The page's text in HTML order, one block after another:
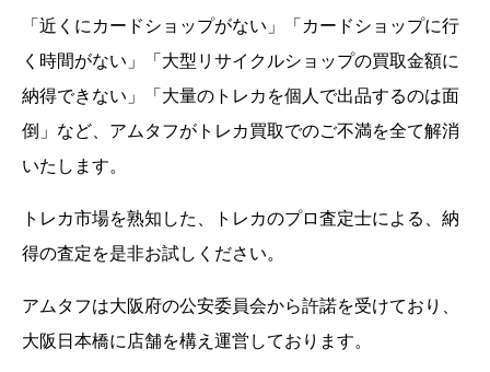
「近くにカードショップがない」「カードショップに行
く時間がない」「大型リサイクルショップの買取金額に
納得できない」「大量のトレカを個人で出品するのは面
倒」など、アムタフがトレカ買取でのご不満を全て解消
いたします。
トレカ市場を熟知した、トレカのプロ査定士による、納
得の査定を是非お試しください。
アムタフは大阪府の公安委員会から許諾を受けており、
大阪日本橋に店舗を構え運営しております。